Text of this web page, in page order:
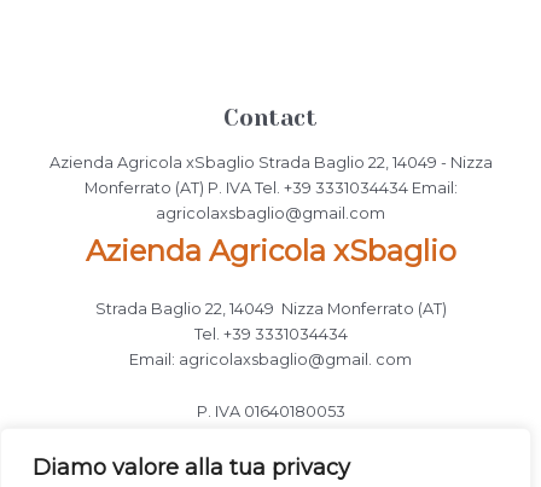
Diamo valore alla tua privacy
Contact
Azienda Agricola xSbaglio Strada Baglio 22, 14049 - Nizza
Monferrato (AT) P. IVA Tel. +39 3331034434 Email:
agricolaxsbaglio@gmail.com
Azienda Agricola xSbaglio
Strada Baglio 22, 14049 Nizza Monferrato (AT)
Tel. +39 3331034434
Email: agricolaxsbaglio@gmail. com
P. IVA 01640180053
Follow Us